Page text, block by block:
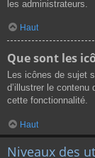
les administrateurs.
Haut
Que sont les
Les icônes de sujet
d’illustrer le
cette fonctionnalité.
Haut
Niveaux des